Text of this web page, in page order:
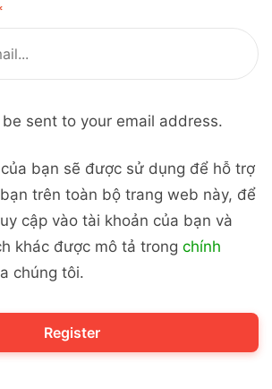
sent to your email address.
bạn sẽ được sử dụng để hỗ trợ
trên toàn bộ trang web này, để
cập vào tài khoản của bạn và
khác được mô tả trong chính
chúng tôi.
Register